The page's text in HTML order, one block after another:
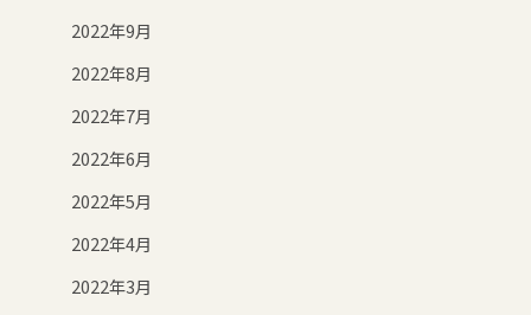
2022年9月
2022年8月
2022年7月
2022年6月
2022年5月
2022年4月
2022年3月